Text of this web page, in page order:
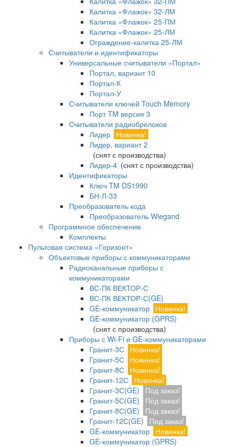
Калитка «Флажок» 32-ЛМ
Калитка «Флажок» 25-ПМ
Калитка «Флажок» 25-ЛМ
Ограждение-калитка 25-ЛМ
Считыватели и идентификаторы
Универсальные считыватели «Портал»
Портал, вариант 10
Портал-К
Портал-У
Считыватели ключей Touch Memory
Порт TM версия 3
Считыватели радиобрелоков
Лидер Новинка!
Лидер, вариант 2
(снят с производства)
Лидер-4 (снят с производства)
Идентификаторы
Ключ TM DS1990
БН-Л-33
Преобразователь кода
Преобразователь Wiegand
Программное обеспечение
Комплекты
Пультовая система «Горизонт»
Объектовые приборы с коммуникаторами
Радиоканальные приборы с
коммуникаторами
ВС-ПК ВЕКТОР-С
ВС-ПК ВЕКТОР-С(GE)
GE-коммуникатор Новинка!
GE-коммуникатор (GPRS)
(снят с производства)
Приборы с Wi-Fi и GE-коммуникаторами
Гранит-3С Новинка!
Гранит-5С Новинка!
Гранит-8С Новинка!
Гранит-12С Новинка!
Гранит-3С(GE)
Под заказ!
Гранит-5С(GE)
Под заказ!
Гранит-8С(GE)
Под заказ!
Гранит-12С(GE)
Под заказ!
GE-коммуникатор Новинка!
GE-коммуникатор (GPRS)